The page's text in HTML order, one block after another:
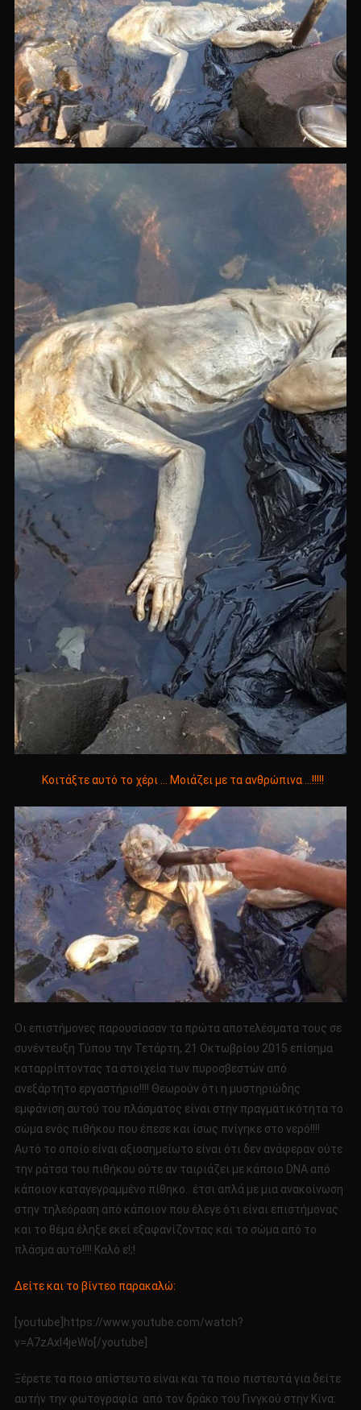
Κοιτάξτε αυτό το χέρι … Μοιάζει με τα ανθρώπινα …!!!!!
Οι επιστήμονες παρουσίασαν τα πρώτα αποτελέσματα τους σε
συνέντευξη Τύπου την Τετάρτη, 21 Οκτωβρίου 2015 επίσημα
καταρρίπτοντας τα στοιχεία των πυροσβεστών από
ανεξάρτητο εργαστήριο!!!! Θεωρούν ότι η μυστηριώδης
εμφάνιση αυτού του πλάσματος είναι στην πραγματικότητα το
σώμα ενός πιθήκου που έπεσε και ίσως πνίγηκε στο νερό!!!!
Αυτό το οποίο είναι αξιοσημείωτο είναι ότι δεν ανάφεραν ούτε
την ράτσα του πιθήκου ούτε αν ταιριάζει με κάποιο DNA από
κάποιον καταγεγραμμένο πίθηκο.. έτσι απλά με μια ανακοίνωση
στην τηλεόραση από κάποιον που έλεγε ότι είναι επιστήμονας
και το θέμα έληξε εκεί εξαφανίζοντας και το σώμα από το
πλάσμα αυτό!!!! Καλό ε!;!
Δείτε και το βίντεο παρακαλώ:
[youtube]https://www.youtube.com/watch?
v=A7zAxI4jeWo[/youtube]
Ξέρετε τα ποιο απίστευτα είναι και τα ποιο πιστευτά για δείτε
αυτήν την φωτογραφία από τον δράκο του Γινγκού στην Κίνα: